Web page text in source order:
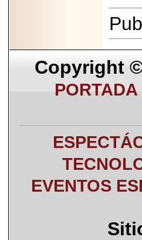
Copyright
PORTADA
EVENTOS